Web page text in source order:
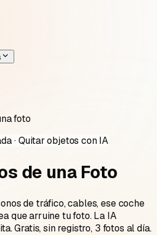
foto
· Quitar objetos con IA
de una Foto
de tráfico, cables, ese coche
que arruine tu foto. La IA
Gratis, sin registro, 3 fotos al día.